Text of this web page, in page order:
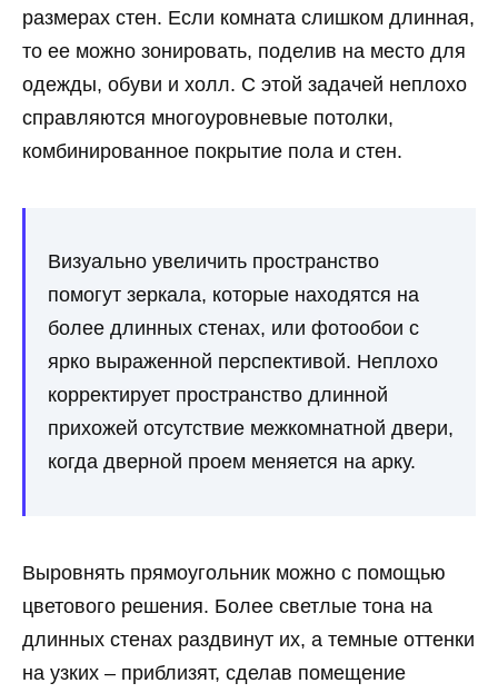
размерах стен. Если комната слишком длинная,
то ее можно зонировать, поделив на место для
одежды, обуви и холл. С этой задачей неплохо
справляются многоуровневые потолки,
комбинированное покрытие пола и стен.
Визуально увеличить пространство
помогут зеркала, которые находятся на
более длинных стенах, или фотообои с
ярко выраженной перспективой. Неплохо
корректирует пространство длинной
прихожей отсутствие межкомнатной двери,
когда дверной проем меняется на арку.
Выровнять прямоугольник можно с помощью
цветового решения. Более светлые тона на
длинных стенах раздвинут их, а темные оттенки
на узких – приблизят, сделав помещение